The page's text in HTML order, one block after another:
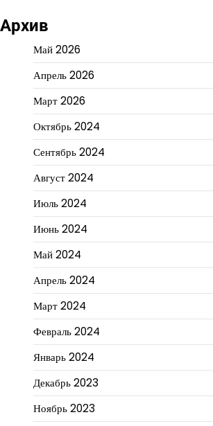
Архив
Май 2026
Апрель 2026
Март 2026
Октябрь 2024
Сентябрь 2024
Август 2024
Июль 2024
Июнь 2024
Май 2024
Апрель 2024
Март 2024
Февраль 2024
Январь 2024
Декабрь 2023
Ноябрь 2023